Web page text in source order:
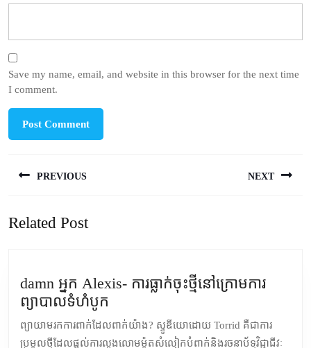
Save my name, email, and website in this browser for the next time
I comment.
navigation
PREVIOUS
post:
NEXT
Related Post
damn អ្នក Alexis- ការធ្លាក់ចុះថ្មីនៅក្រោមការ
ព្យាបាលទំហំបូក
អ្នក
Alexis-
ព្យាយាមរកការពាក់ដែលពាក់យ៉ាង? ស្ទូឌីយោដោយ Torrid គឺជាការ
ប្រមូលថ្មីដែលផ្តល់ការលួងលោមម៉ូតសំលៀកបំពាក់និងរចនាប័ទ្មវិជ្ជាជីវៈ